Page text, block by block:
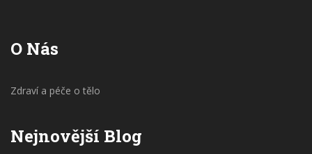
O Nás
Zdraví a péče o tělo
Nejnovější Blog